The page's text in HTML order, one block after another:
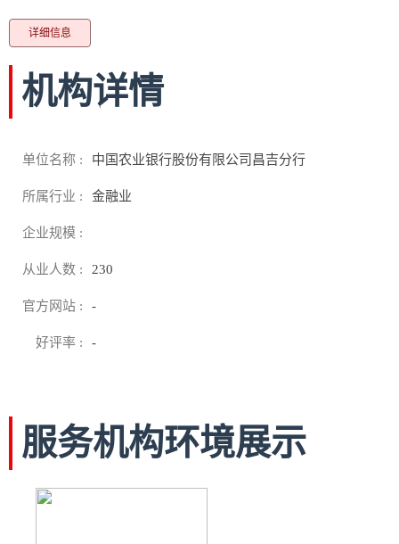
详细信息
机构详情
单位名称 : 中国农业银行股份有限公司昌吉分行
所属行业 : 金融业
企业规模 :
从业人数 : 230
官方网站 : -
好评率 : -
服务机构环境展示